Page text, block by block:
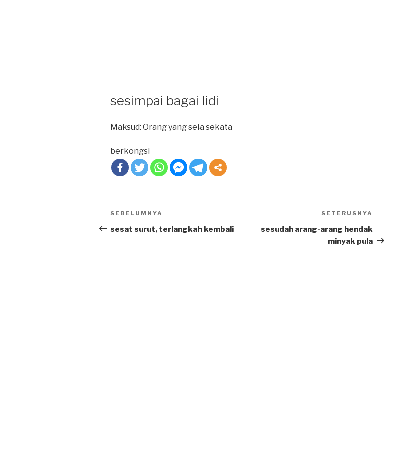
sesimpai bagai lidi
Maksud: Orang yang seia sekata
berkongsi
Post
navigation
Previous
Post
SEBELUMNYA
sesat surut, terlangkah kembali
SETERUSNYA
sesudah arang-arang hendak
minyak pula